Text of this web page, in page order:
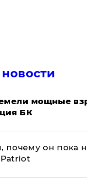
мощные
БК
почему он пока